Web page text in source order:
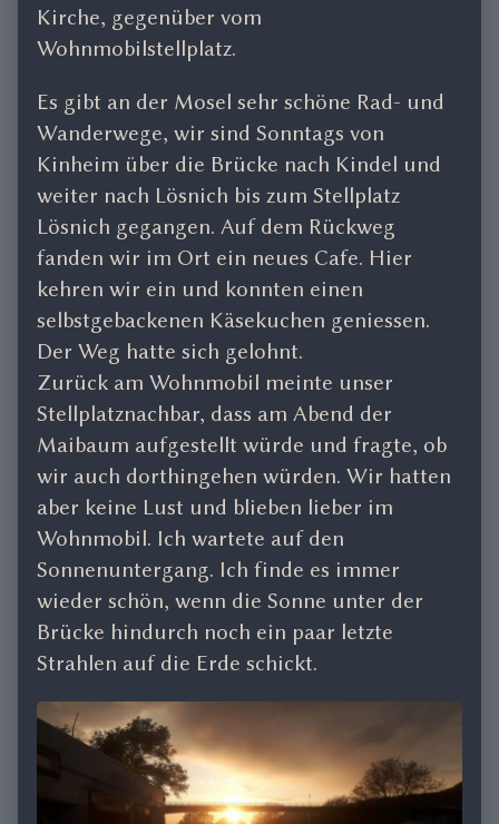
Kirche, gegenüber vom
Wohnmobilstellplatz.
Es gibt an der Mosel sehr schöne Rad- und
Wanderwege, wir sind Sonntags von
Kinheim über die Brücke nach Kindel und
weiter nach Lösnich bis zum Stellplatz
Lösnich gegangen. Auf dem Rückweg
fanden wir im Ort ein neues Cafe. Hier
kehren wir ein und konnten einen
selbstgebackenen Käsekuchen geniessen.
Der Weg hatte sich gelohnt.
Zurück am Wohnmobil meinte unser
Stellplatznachbar, dass am Abend der
Maibaum aufgestellt würde und fragte, ob
wir auch dorthingehen würden. Wir hatten
aber keine Lust und blieben lieber im
Wohnmobil. Ich wartete auf den
Sonnenuntergang. Ich finde es immer
wieder schön, wenn die Sonne unter der
Brücke hindurch noch ein paar letzte
Strahlen auf die Erde schickt.